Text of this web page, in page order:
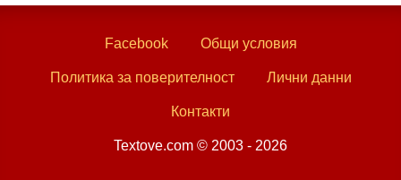
Facebook Общи условия
Политика за поверителност Лични данни
Контакти
Textove.com © 2003 - 2026